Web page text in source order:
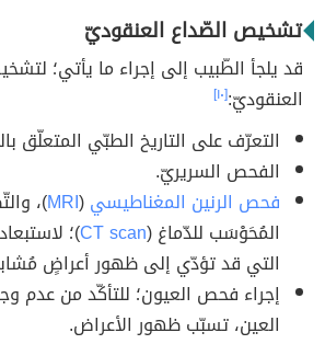
تشخيص الصّداع العنقوديّ
قد يلجأ الطّبيب إلى إجراء ما يأتي؛
العنقوديّ:[١٠]
التعرّف على التاريخ الطبّي المتعلّق
الفحص السريريّ.
فحص الرنين المغناطيسي(
MRI)،
المُحَوْسَب للدّماغ (CT scan)؛
التي قد تؤدّي إلى ظهور أعراضٍ
إجراء فحص العيون؛ للتأكّد من عدم
العين، تسبّب ظهور الأعراض.